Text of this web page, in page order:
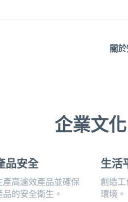
關
企業文化
品安全
產高濾效產品並確保
品的安全衛生。
生活
創造
環境。